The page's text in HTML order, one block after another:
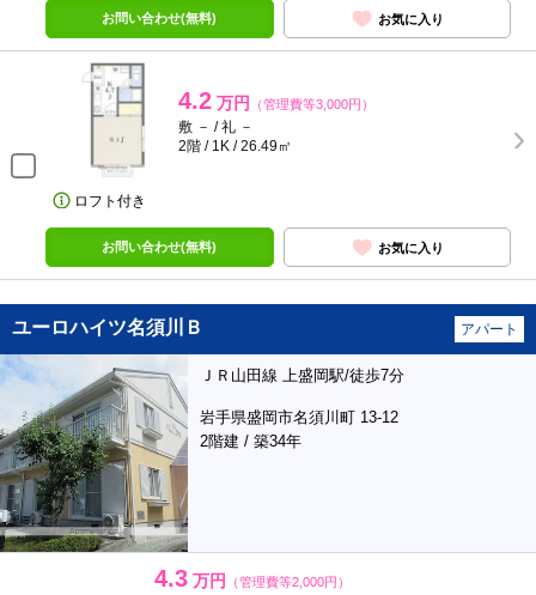
お問い合わせ(無料) お気に入り
4.2 万円 （管理費等3,000円）
敷 － / 礼 －
2階 / 1K / 26.49㎡
ロフト付き
お問い合わせ(無料) お気に入り
ユーロハイツ名須川Ｂ アパート
ＪＲ山田線 上盛岡駅/徒歩7分
岩手県盛岡市名須川町 13-12
2階建 / 築34年
4.3 万円 （管理費等2,000円）